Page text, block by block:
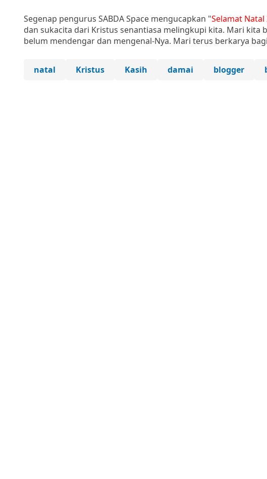
Segenap pengurus SABDA Space mengucapkan "Selamat Natal
dan sukacita dari Kristus senantiasa melingkupi kita. Mari
belum mendengar dan mengenal-Nya. Mari terus berkarya
natal Kristus Kasih damai blogger